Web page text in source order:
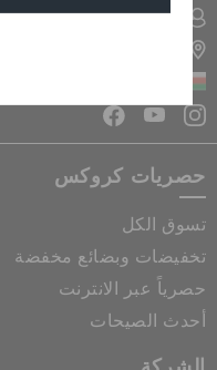
تسجيل الدخول الى حسابي
حصريات كروكس
تسوق الكل
تخفيضات وبضائع مخفضة
حصرياً عبر الانترنت
أحدث الصيحات